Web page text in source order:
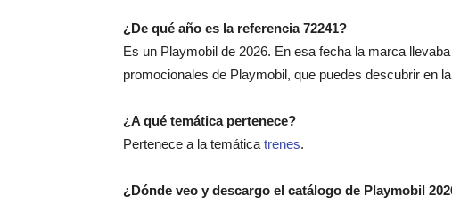
¿De qué año es la referencia 72241?
Es un Playmobil de 2026. En esa fecha la marca
promocionales de Playmobil, que puedes descubrir en
¿A qué temática pertenece?
Pertenece a la temática trenes.
¿Dónde veo y descargo el catálogo de Playmobil